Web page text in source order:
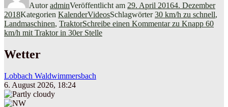
AutoradminVeröffentlicht am 29. April 20164. Dezember
2018Kategorien KalenderVideosSchlagwörter30 km/h zu schnell,
Landmaschinen, TraktorSchreibe einen Kommentarzu Knapp 60
km/h mit Traktor in 30er Stelle
Wetter
Lobbach Waldwimmersbach
6. August 2026, 18:24